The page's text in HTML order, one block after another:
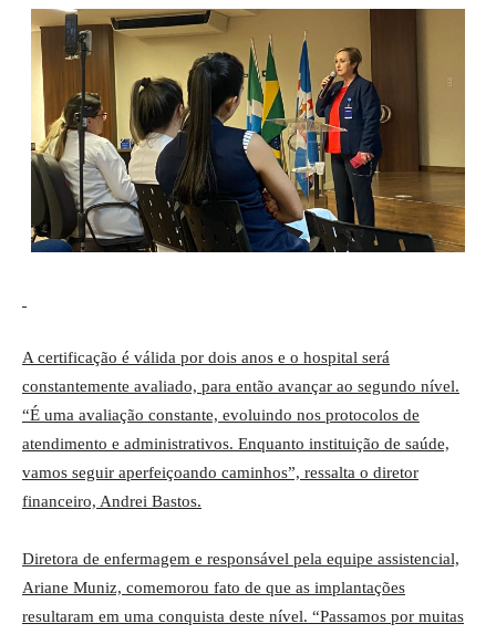
A certificação é válida por dois anos e o hospital será
constantemente avaliado, para então avançar ao segundo nível.
“É uma avaliação constante, evoluindo nos protocolos de
atendimento e administrativos. Enquanto instituição de saúde,
vamos seguir aperfeiçoando caminhos”, ressalta o diretor
financeiro, Andrei Bastos.
Diretora de enfermagem e responsável pela equipe assistencial,
Ariane Muniz, comemorou fato de que as implantações
resultaram em uma conquista deste nível. “Passamos por muitas